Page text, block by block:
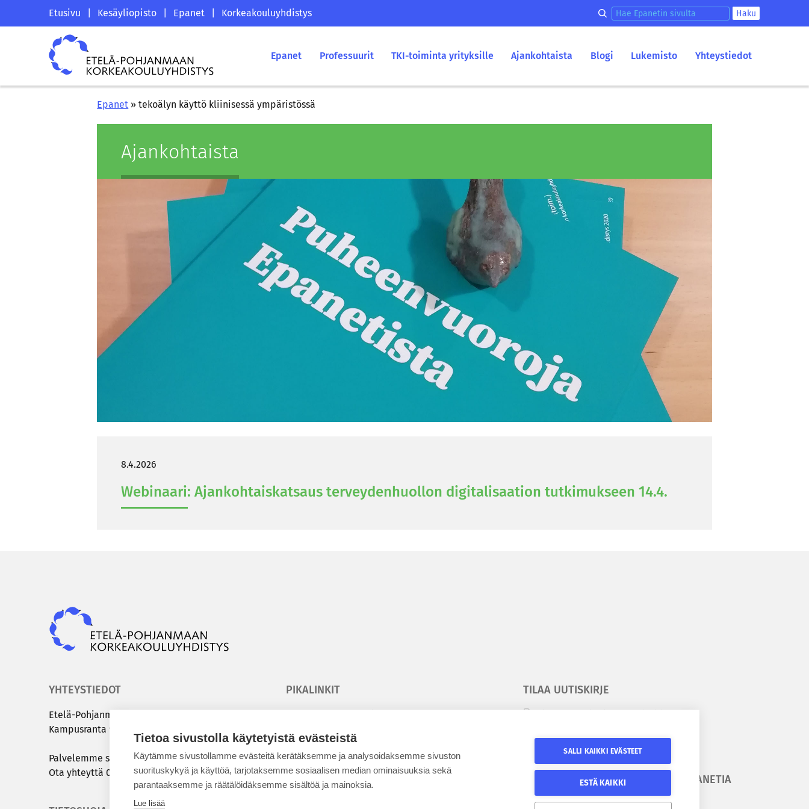
Tietoa sivustolla käytetyistä evästeistä
Käytämme sivustollamme evästeitä kerätäksemme ja analysoidaksemme sivuston
suorituskykyä ja käyttöä, tarjotaksemme sosiaalisen median ominaisuuksia sekä
parantaaksemme ja räätälöidäksemme sisältöä ja mainoksia.
Lue lisää
SALLI KAIKKI EVÄSTEET
ESTÄ KAIKKI
Etelä-
Pohjanmaan
korkeakouluyhdistyksen
saapumissivu
Etusivu Kesäyliopisto Epanet Korkeakouluyhdistys Hae epanetin sivulta Haku
Etelä-
Pohjanmaan
korkeakouluyhdistys
Epanet Professuurit TKI-toiminta yrityksille Ajankohtaista Blogi Lukemisto Yhteystiedot
Epanet »tekoälyn käyttö kliinisessä ympäristössä
Ajan­koh­tais­ta
8.4.2026
Webinaari: Ajan­koh­tais­kat­saus ter­vey­den­huol­lon di­gi­ta­li­saa­tion tut­ki­muk­seen 14.4.
YHTEYSTIEDOT
Etelä-​Pohjanmaan kor­kea­kou­lu­yh­dis­tys
Kam­pus­ran­ta 9 C | 60320 Sei­nä­jo­ki
Pal­ve­lem­me sinua ar­ki­sin klo 8.00 – 15.00
Ota yh­teyt­tä 050 431 7072taiinfo@epky.fi
PIKALINKIT
Kesäyliopisto
Epanet
BLOGIT
TILAA UUTISKIRJE
KESÄYLIOPISTOA
SEURAA EPANETIA
Epanetin Twitter